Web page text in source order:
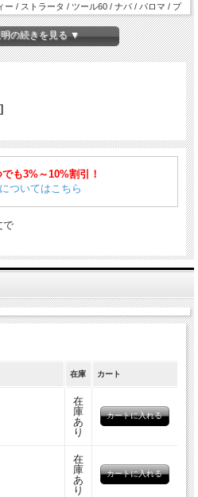
/ ストラータ / ツール60 / ナパ / パロマ / プ
/ ミニジュエリア / ラグーナ / リトマ / リモ
の続きを見る ▼
も3%～10%割引！
ついてはこちら
で
在庫 カート
在
庫
あ
り
在
庫
あ
り